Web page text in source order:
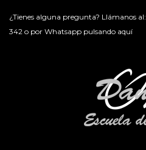
¿Tienes alguna pregunta? Llámanos al:
342 o por Whatsapp pulsando aquí